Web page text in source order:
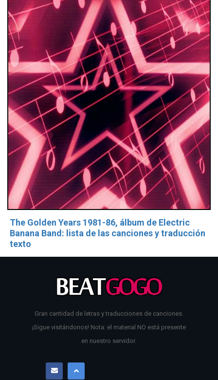
The Golden Years 1981-86, álbum de Electric
Banana Band: lista de las canciones y traducción
texto
Gran cantidad de letras y traducciones de canciones.
¡Sigue visitándonos! Nota: el material NO está presente
en nuestro servidor.